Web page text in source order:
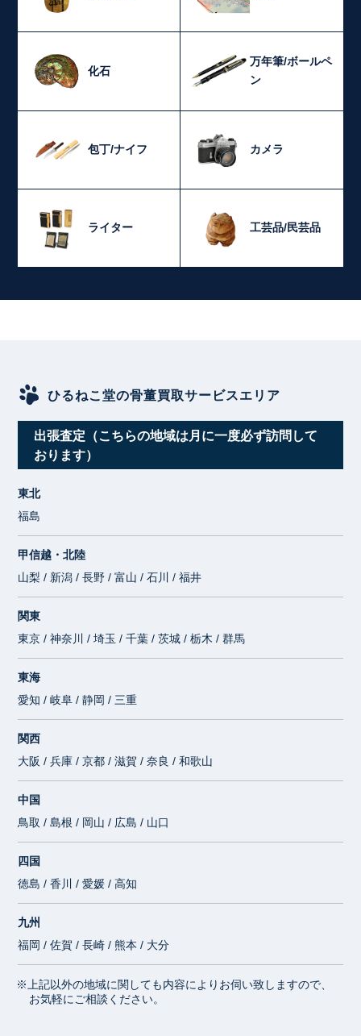
化石
万年筆/ボールペ
ン
包丁/ナイフ カメラ
ライター 工芸品/民芸品
ひるねこ堂の骨董買取サービスエリア
出張査定（こちらの地域は月に一度必ず訪問して
おります）
東北
福島
甲信越・北陸
山梨 / 新潟 / 長野 / 富山 / 石川 / 福井
関東
東京 / 神奈川 / 埼玉 / 千葉 / 茨城 / 栃木 / 群馬
東海
愛知 / 岐阜 / 静岡 / 三重
関西
大阪 / 兵庫 / 京都 / 滋賀 / 奈良 / 和歌山
中国
鳥取 / 島根 / 岡山 / 広島 / 山口
四国
徳島 / 香川 / 愛媛 / 高知
九州
福岡 / 佐賀 / 長崎 / 熊本 / 大分
※上記以外の地域に関しても内容によりお伺い致しますので、
お気軽にご相談ください。